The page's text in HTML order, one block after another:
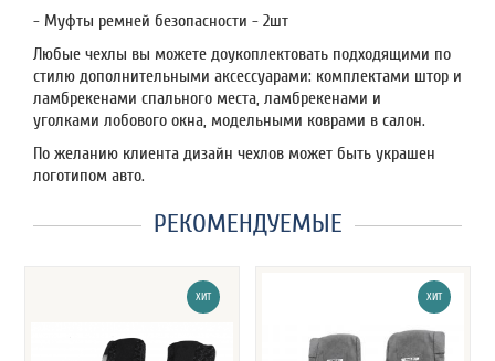
- Муфты ремней безопасности - 2шт
Любые чехлы вы можете доукоплектовать подходящими по
стилю дополнительными аксессуарами: комплектами штор и
ламбрекенами спального места, ламбрекенами и
уголками лобового окна, модельными коврами в салон.
По желанию клиента дизайн чехлов может быть украшен
логотипом авто.
РЕКОМЕНДУЕМЫЕ
ХИТ ХИТ